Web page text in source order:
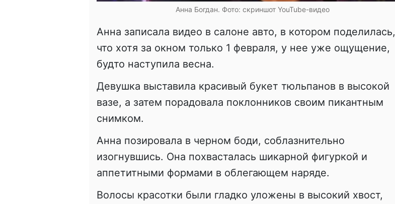
Анна Богдан. Фото: скриншот YouTube-видео
Анна записала видео в салоне авто, в котором поделилась,
что хотя за окном только 1 февраля, у нее уже ощущение,
будто наступила весна.
Девушка выставила красивый букет тюльпанов в высокой
вазе, а затем порадовала поклонников своим пикантным
снимком.
Анна позировала в черном боди, соблазнительно
изогнувшись. Она похвасталась шикарной фигуркой и
аппетитными формами в облегающем наряде.
Волосы красотки были гладко уложены в высокий хвост,